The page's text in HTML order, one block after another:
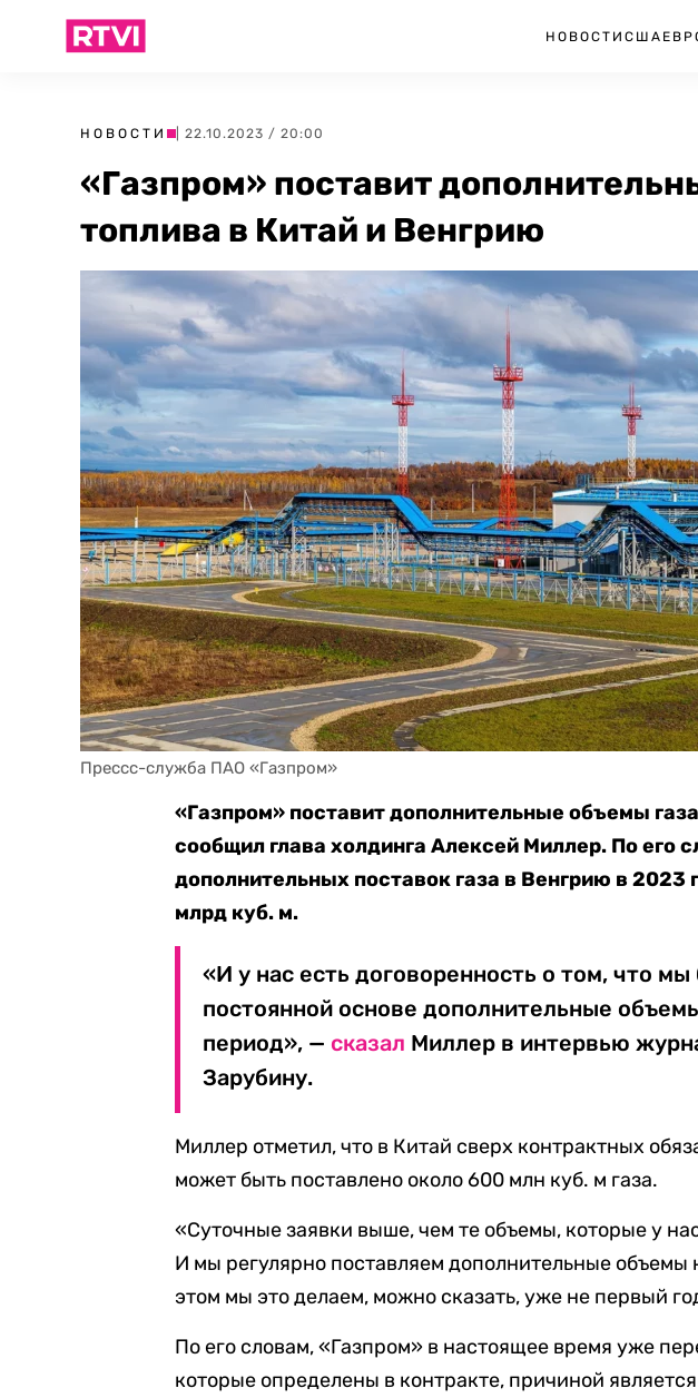
НОВОСТИ США
НОВОСТИ | 22.10.2023 / 20:00
«Газпром» поставит
топлива в Китай и Венгрию
Прессс-служба ПАО «Газпром»
«Газпром» поставит дополнительные объемы
сообщил глава холдинга Алексей Миллер. По его
дополнительных поставок газа в Венгрию в 2023
млрд куб. м.
«И у нас есть договоренность о том, что
постоянной основе дополнительные
период», — сказал Миллер в интервью
Зарубину.
Миллер отметил, что в Китай сверх контрактных
может быть поставлено около 600 млн куб. м газа.
«Суточные заявки выше, чем те объемы, которые у
И мы регулярно поставляем дополнительные
этом мы это делаем, можно сказать, уже не первый
По его словам, «Газпром» в настоящее время уже
которые определены в контракте, причиной